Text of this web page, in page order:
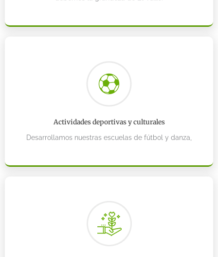
Actividades deportivas y culturales
Desarrollamos nuestras escuelas de fútbol y danza,